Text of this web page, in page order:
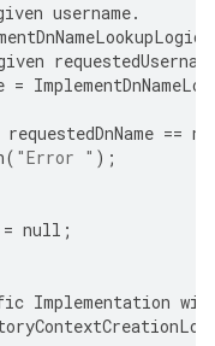
username.
=
requestedDnName ==
( "Error " );
= null ;
Implementation